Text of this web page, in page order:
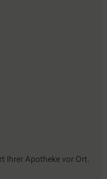
Ihrer Apotheke vor Ort.